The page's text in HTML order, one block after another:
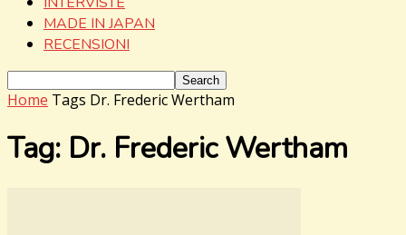
MADE IN JAPAN
RECENSIONI
Home Tags Dr. Frederic Wertham
Tag: Dr. Frederic Wertham